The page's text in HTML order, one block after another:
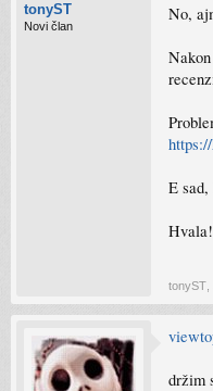
tonyST
Novi član
No,
E
tonyST
držim